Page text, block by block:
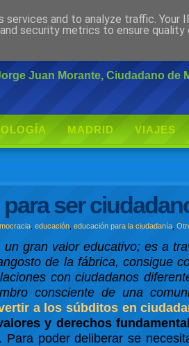
Juan Morante, Ciudadano de
MADRID VIAJES
ser
,educación ,educación para la ciudadanía ,
gran valor educativo; es a
de la fábrica, consigue
con ciudadanos
consciente de una
a los súbditos en
y derechos
. Para poder deliberar se
and to analyze traffic. Your
security metrics to ensure